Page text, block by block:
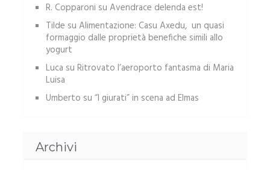
R. Copparoni su Avendrace delenda est!
Tilde su Alimentazione: Casu Axedu, un quasi
formaggio dalle proprietà benefiche simili allo
yogurt
Luca su Ritrovato l’aeroporto fantasma di Maria
Luisa
Umberto su “I giurati” in scena ad Elmas
Archivi